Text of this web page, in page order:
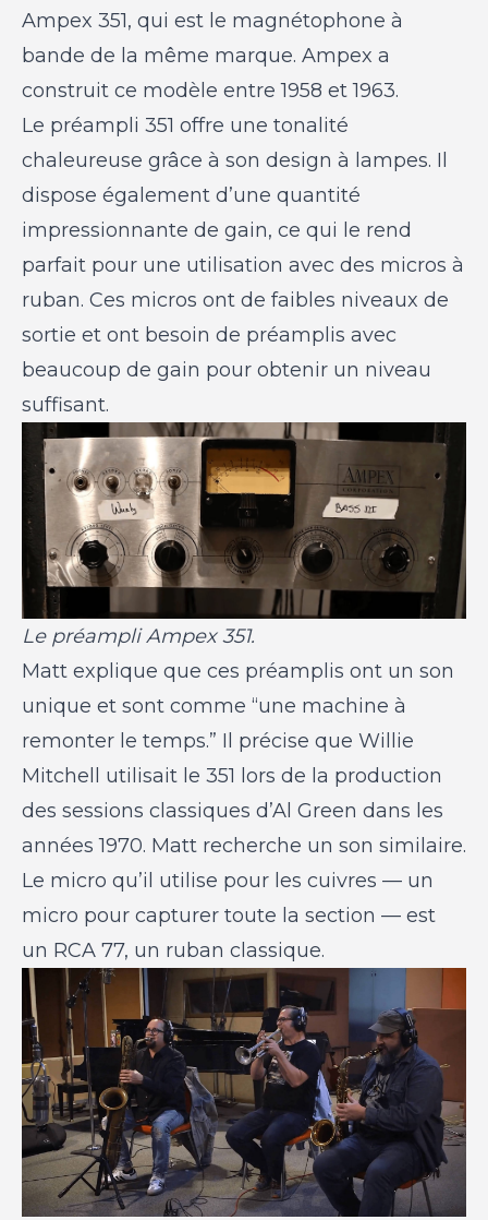
Ampex 351, qui est le magnétophone à
bande de la même marque. Ampex a
construit ce modèle entre 1958 et 1963.
Le préampli 351 offre une tonalité
chaleureuse grâce à son design à lampes. Il
dispose également d’une quantité
impressionnante de gain, ce qui le rend
parfait pour une utilisation avec des micros à
ruban. Ces micros ont de faibles niveaux de
sortie et ont besoin de préamplis avec
beaucoup de gain pour obtenir un niveau
suffisant.
Le préampli Ampex 351.
Matt explique que ces préamplis ont un son
unique et sont comme “une machine à
remonter le temps.” Il précise que Willie
Mitchell utilisait le 351 lors de la production
des sessions classiques d’Al Green dans les
années 1970. Matt recherche un son similaire.
Le micro qu’il utilise pour les cuivres — un
micro pour capturer toute la section — est
un RCA 77, un ruban classique.